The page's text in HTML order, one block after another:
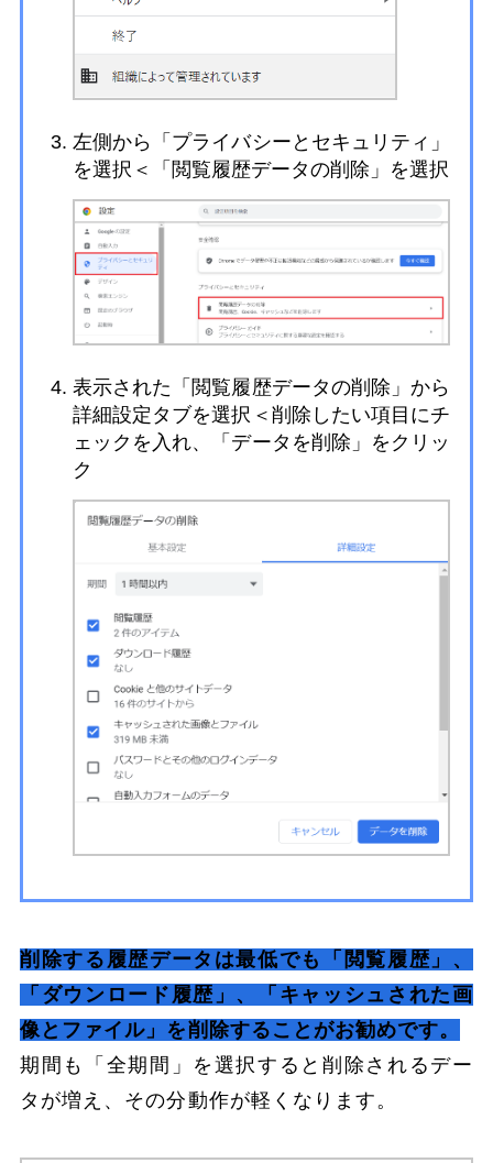
左側から「プライバシーとセキュリティ」
を選択＜「閲覧履歴データの削除」を選択
表示された「閲覧履歴データの削除」から
詳細設定タブを選択＜削除したい項目にチ
ェックを入れ、「データを削除」をクリッ
ク
削除する履歴データは最低でも「閲覧履歴」、
「ダウンロード履歴」、「キャッシュされた画
像とファイル」を削除することがお勧めです。
期間も「全期間」を選択すると削除されるデー
タが増え、その分動作が軽くなります。